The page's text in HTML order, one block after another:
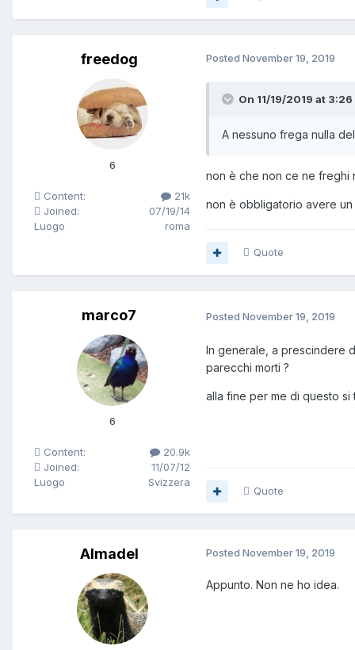
freedog
6
Content:
21k
Joined:
07/19/14
Luogo
roma
Posted November 19, 2019
On 11/19/2019 at
A nessuno frega nulla
non è che non ce ne freghi
non è obbligatorio avere
Quote
marco7
6
Content:
20.9k
Joined:
11/07/12
Luogo
Svizzera
Posted November 19, 2019
In generale, a prescindere
parecchi morti ?
alla fine per me di questo si
Quote
Almadel Posted November 19, 2019
Appunto. Non ne ho idea.